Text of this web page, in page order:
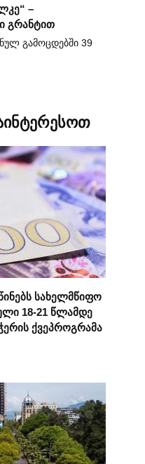
–
გრანტით
გამოცდებში 39
სახელმწიფო
18-21 წლამდე
ქვეპროგრამა